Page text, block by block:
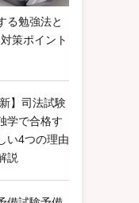
る勉強法と
策ポイント
】司法試験
学で合格す
い4つの理由
説